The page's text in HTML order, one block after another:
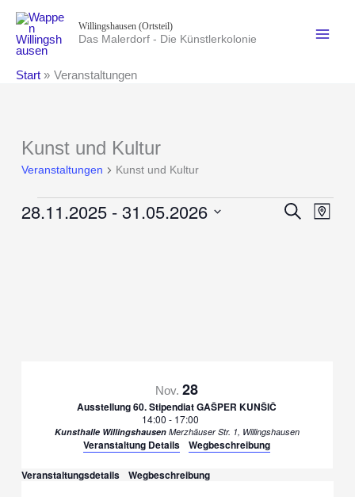
Inhalt
springen
Willingshausen (Ortsteil)
Das Malerdorf - Die Künstlerkolonie
Start Veranstaltungen
Kunst und Kultur
Veranstaltungen Kunst und Kultur
Veranstaltungen Suche
Karte
28.11.2025 - 31.05.2026
Nov.28
Ausstellung 60. Stipendiat GAŠPER KUNŠIČ
14:00 - 17:00
Kunsthalle Willingshausen Merzhäuser Str. 1, Willingshausen
Veranstaltung Details Wegbeschreibung
Veranstaltungsdetails Wegbeschreibung